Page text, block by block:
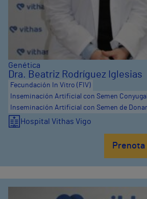
Genética
Dra. Beatriz Rodríguez Iglesias
Fecundación In Vitro (FIV)
Inseminación Artificial con Semen Conyugal
Inseminación Artificial con Semen de
Hospital Vithas Vigo
Prenota